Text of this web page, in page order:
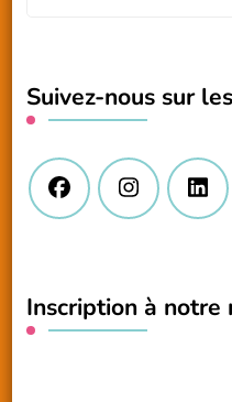
?
Suivez-nous sur
Inscription à